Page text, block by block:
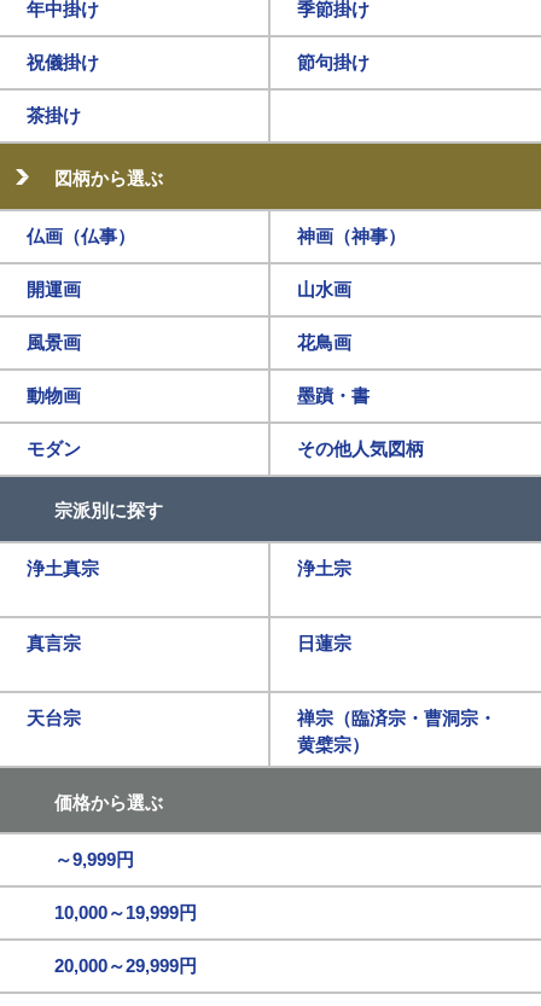
年中掛け 季節掛け
祝儀掛け 節句掛け
茶掛け
図柄から選ぶ
仏画（仏事） 神画（神事）
開運画 山水画
風景画 花鳥画
動物画 墨蹟・書
モダン その他人気図柄
宗派別に探す
浄土真宗 浄土宗
真言宗 日蓮宗
天台宗
禅宗（臨済宗・曹洞宗・
黄檗宗）
価格から選ぶ
～9,999円
10,000～19,999円
20,000～29,999円